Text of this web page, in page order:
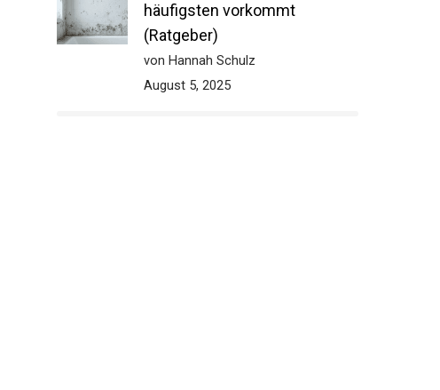
häufigsten vorkommt
(Ratgeber)
von Hannah Schulz
August 5, 2025